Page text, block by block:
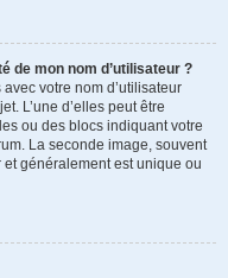
de mon nom d’utilisateur ?
votre nom d’utilisateur
L’une d’elles peut être
ou des blocs indiquant votre
La seconde image, souvent
généralement est unique ou